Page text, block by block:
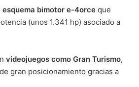
esquema bimotor e-4orce que
(unos 1.341 hp) asociado a
videojuegos como Gran Turismo,
gran posicionamiento gracias a